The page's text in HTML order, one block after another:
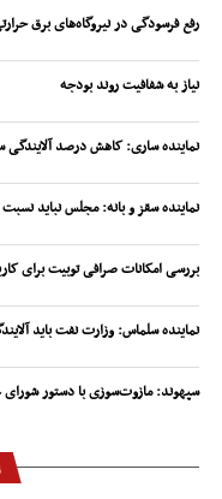
رفع فرسودگی در نیروگاه‌های برق
نیاز به شفافیت روند بودجه
نماینده ساری: کاهش درصد
نماینده سقز و بانه: مجلس نباید
بررسی امکانات صرافی توبیت برای
نماینده سلماس: وزارت نفت باید
سپهوند:‌ مازوت‌سوزی با دستور